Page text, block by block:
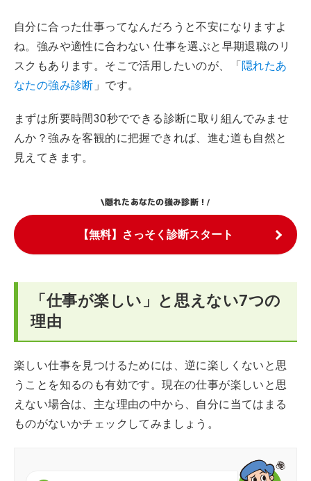
自分に合った仕事ってなんだろうと不安になりますよ
ね。強みや適性に合わない 仕事を選ぶと早期退職のリ
スクもあります。そこで活用したいのが、「隠れたあ
なたの強み診断 」です。
まずは所要時間30秒でできる診断に取り組んでみませ
んか？強みを客観的に把握できれば、進む道も自然と
見えてきます。
\隠れたあなたの強み診断！/
【無料】さっそく診断スタート
「仕事が楽しい」と思えない7つの
理由
楽しい仕事を見つけるためには、逆に楽しくないと思
うことを知るのも有効です。現在の仕事が楽しいと思
えない場合は、主な理由の中から、自分に当てはまる
ものがないかチェックしてみましょう。